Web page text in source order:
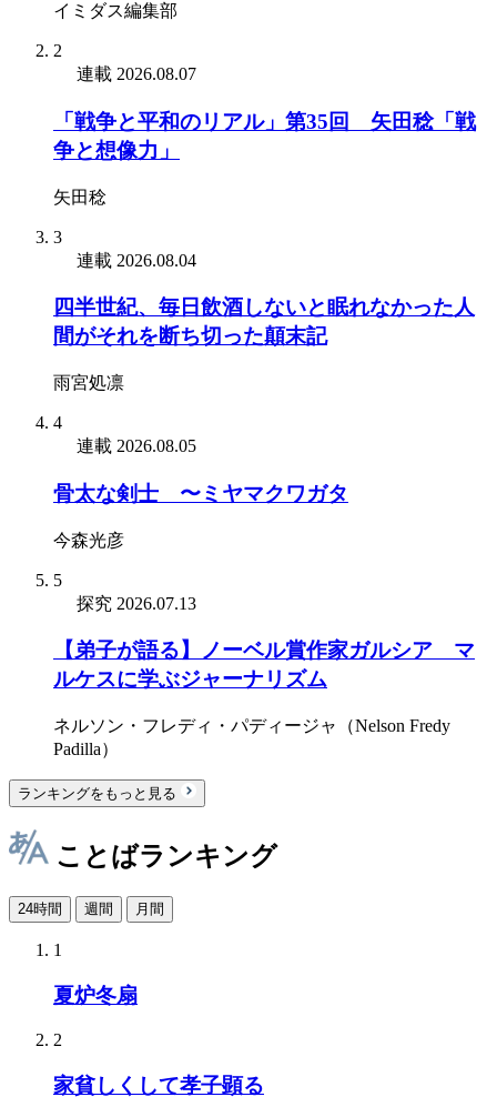
イミダス編集部
2
連載 2026.08.07
「戦争と平和のリアル」第35回 矢田稔「戦
争と想像力」
矢田稔
3
連載 2026.08.04
四半世紀、毎日飲酒しないと眠れなかった人
間がそれを断ち切った顛末記
雨宮処凛
4
連載 2026.08.05
骨太な剣士 〜ミヤマクワガタ
今森光彦
5
探究 2026.07.13
【弟子が語る】ノーベル賞作家ガルシア゠マ
ルケスに学ぶジャーナリズム
ネルソン・フレディ・パディージャ（Nelson Fredy
Padilla）
ランキングをもっと見る
ことばランキング
24時間 週間 月間
1
夏炉冬扇
2
家貧しくして孝子顕る